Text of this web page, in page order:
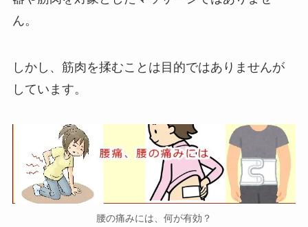
ん。
しかし、筋肉を揉むことは目的ではありませんが
しています。
腰の痛みには、何が有効？